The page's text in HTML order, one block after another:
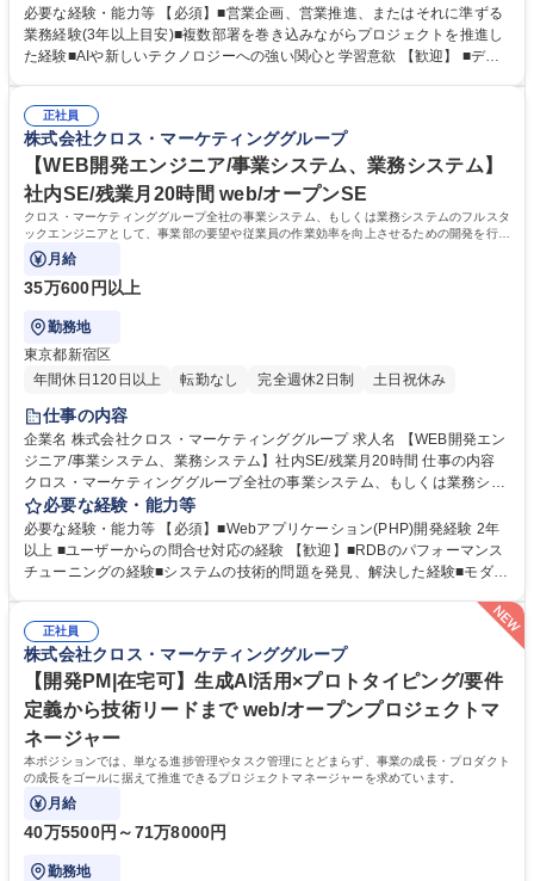
しい仕組みを全社に根付かせる役割」 を担っていただきます。 【詳細】■
全社横断AIプロジェクトの企画・推進（テーマ選定、ロードマップ策定、
進捗管理） ■営業・マーケティング部門へのAI活用提案（調査設計、デー
関する全社啓蒙活動（勉強会、トレーニング、事例共有） 募集職種 【AI
推進担当】全社戦略としてAI投資を明言！経営と現場をつなぐ役割です☆
必要な経験・能力等 【必須】■営業企画、営業推進、またはそれに準ずる
業務経験(3年以上目安)■複数部署を巻き込みながらプロジェクトを推進し
た経験■AIや新しいテクノロジーへの強い関心と学習意欲 【歓迎】 ■デー
学院 大学 語学力： 資格：
正社員
株式会社クロス・マーケティンググループ
【WEB開発エンジニア/事業システム、業務システム】
社内SE/残業月20時間 web/オープンSE
クロス・マーケティンググループ全社の事業システム、もしくは業務システムのフルスタ
ックエンジニアとして、事業部の要望や従業員の作業効率を向上させるための開発を行い
ます。
月給
35万600円以上
勤務地
東京都新宿区
年間休日120日以上
転勤なし 完全週休2日制 土日祝休み
仕事の内容
企業名 株式会社クロス・マーケティンググループ 求人名 【WEB開発エン
ジニア/事業システム、業務システム】社内SE/残業月20時間 仕事の内容
クロス・マーケティンググループ全社の事業システム、もしくは業務シス
テムのフルスタックエンジニアとして、事業部の要望や従業員の作業効率
を向上させるための開発を行います。 ■具体的な業務内容 ・(PHP)の開
発・メンテナンス ・PM と連携しての一連の機能開発業務(計画・設計・
実装・QA・リリース含む) ・カスタマーサポートや他開発チームからの問
必要な経験・能力等
必要な経験・能力等 【必須】■Webアプリケーション(PHP)開発経験 2年
以上 ■ユーザーからの問合せ対応の経験 【歓迎】■RDBのパフォーマンス
チューニングの経験■システムの技術的問題を発見、解決した経験■モダン
■AWS・GCP・Azure等のパブリッククラウド及びプライベートクラウド
の利用経験■セキュリティに関する知識・経験■ソフトウェアアーキテクチ
ャの設計とミドルウェア選定の経験■コンテナ技術の知識または利用経験
(Docker,Kubernetesなど) 学歴・資格 学歴：大学院 大学 語学力： 資格：
正社員
株式会社クロス・マーケティンググループ
【開発PM|在宅可】生成AI活用×プロトタイピング/要件
定義から技術リードまで web/オープンプロジェクトマ
ネージャー
本ポジションでは、単なる進捗管理やタスク管理にとどまらず、事業の成長・プロダクト
の成長をゴールに据えて推進できるプロジェクトマネージャーを求めています。
月給
40万5500円～71万8000円
勤務地